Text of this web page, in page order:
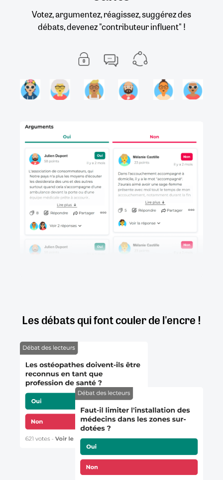
Votez, argumentez, réagissez, suggérez des
débats, devenez "contributeur influent" !
Les débats qui font couler de l'encre !